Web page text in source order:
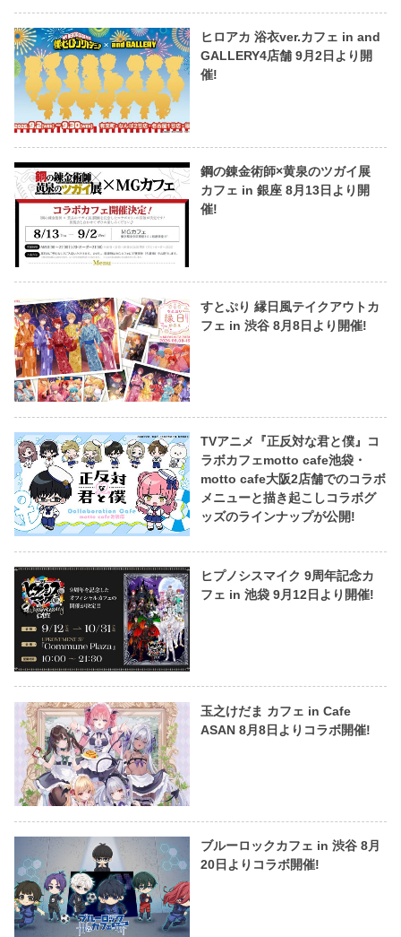
ヒロアカ 浴衣ver.カフェ in and
GALLERY4店舗 9月2日より開
催!
鋼の錬金術師×黄泉のツガイ展
カフェ in 銀座 8月13日より開
催!
すとぷり 縁日風テイクアウトカ
フェ in 渋谷 8月8日より開催!
TVアニメ『正反対な君と僕』コ
ラボカフェmotto cafe池袋・
motto cafe大阪2店舗でのコラボ
メニューと描き起こしコラボグ
ッズのラインナップが公開!
ヒプノシスマイク 9周年記念カ
フェ in 池袋 9月12日より開催!
玉之けだま カフェ in Cafe
ASAN 8月8日よりコラボ開催!
ブルーロックカフェ in 渋谷 8月
20日よりコラボ開催!